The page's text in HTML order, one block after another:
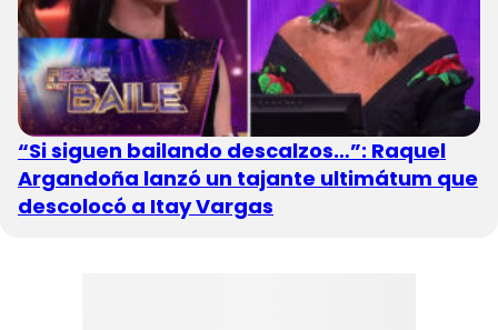
“Si siguen bailando descalzos…”: Raquel
Argandoña lanzó un tajante ultimátum que
descolocó a Itay Vargas